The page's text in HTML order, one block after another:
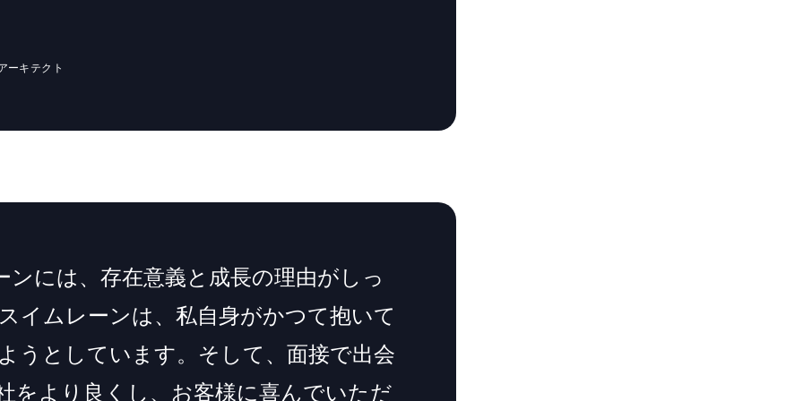
ーキテクト
ンには、存在意義と成長の理由がしっ
イムレーンは、私自身がかつて抱いて
うとしています。そして、面接で出会
をより良くし、お客様に喜んでいただ